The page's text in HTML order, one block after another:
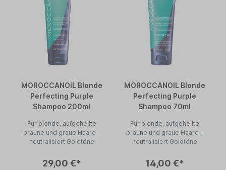
MOROCCANOIL Blonde
Perfecting Purple
Shampoo 200ml
Für blonde, aufgehellte
braune und graue Haare -
neutralisiert Goldtöne
29,00 €*
MOROCCANOIL Blonde
Perfecting Purple
Shampoo 70ml
Für blonde, aufgehellte
braune und graue Haare -
neutralisiert Goldtöne
14,00 €*